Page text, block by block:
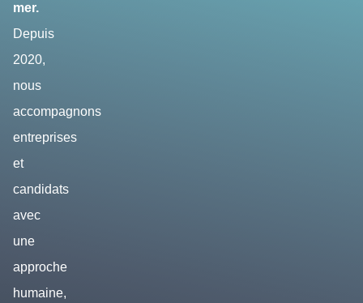
mer.
Depuis
2020,
nous
accompagnons
entreprises
et
candidats
avec
une
approche
humaine,